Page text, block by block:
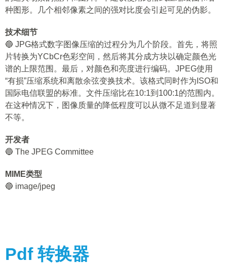
种图形。几个相邻像素之间的强对比度会引起可见的伪影。
技术细节
🔵 JPG格式数字图像压缩的过程分为几个阶段。首先，将照
片转换为YCbCr色彩空间，然后将其分成方块以确定颜色光
谱的上限范围。最后，对颜色和亮度进行编码。JPEG使用
“有损”压缩系统和离散余弦变换技术。该格式同时作为ISO和
国际电信联盟的标准。文件压缩比在10:1到100:1的范围内。
在这种情况下，图像质量的降低程度可以从微不足道到显著
不等。
开发者
🔵 The JPEG Committee
MIME类型
🔵 image/jpeg
Pdf 转换器